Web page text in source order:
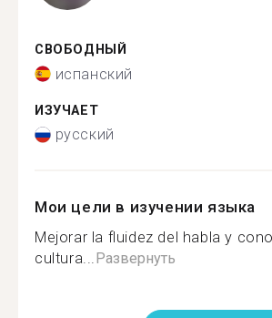
СВОБОДНЫЙ
испанский
ИЗУЧАЕТ
русский
Мои цели в изучении языка
Mejorar la fluidez del habla y
cultura...Развернуть